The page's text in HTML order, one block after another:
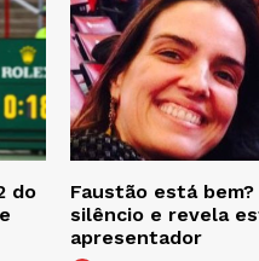
do
Faustão está
silêncio e revela
apresentador